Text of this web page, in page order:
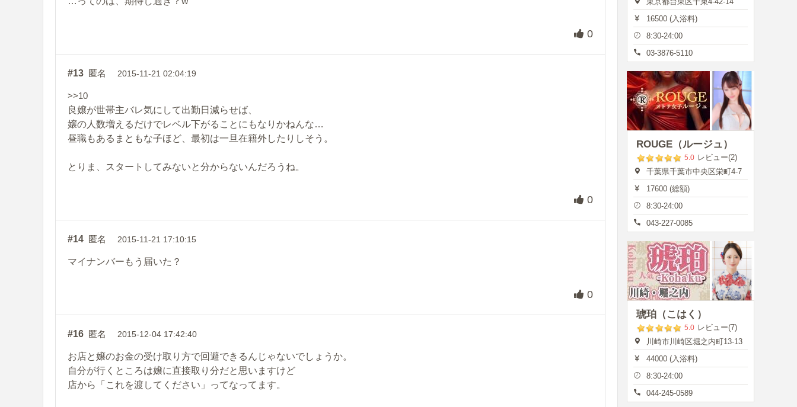
0
#13 匿名 2015-11-21 02:04:19
>>10
良嬢が世帯主バレ気にして出勤日減らせば、
嬢の人数増えるだけでレベル下がることにもなりかねんな…
昼職もあるまともな子ほど、最初は一旦在籍外したりしそう。
とりま、スタートしてみないと分からないんだろうね。
0
#14 匿名 2015-11-21 17:10:15
マイナンバーもう届いた？
0
#16 匿名 2015-12-04 17:42:40
お店と嬢のお金の受け取り方で回避できるんじゃないでしょうか。
自分が行くところは嬢に直接取り分だと思いますけど
店から「これを渡してください」ってなってます。
16500 (入浴料)
8:30-24:00
03-3876-5110
ROUGE（ルージュ）
5.0 レビュー(2)
千葉県千葉市中央区栄町4-7
17600 (総額)
8:30-24:00
043-227-0085
琥珀（こはく）
5.0 レビュー(7)
川崎市川崎区堀之内町13-13
44000 (入浴料)
8:30-24:00
044-245-0589